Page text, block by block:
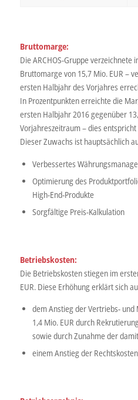
Bruttomarge:
Die ARCHOS-Gruppe
Bruttomarge von 15,7 Mio. EUR –
ersten Halbjahr des Vorjahres
In Prozentpunkten erreichte die
ersten Halbjahr 2016 gegenüber
Vorjahreszeitraum – dies
Dieser Zuwachs ist hauptsächlich
Verbessertes
Optimierung des
High-End-Produkte
Sorgfältige Preis-Kalkulation
Betriebskosten:
Die Betriebskosten stiegen im
EUR. Diese Erhöhung erklärt sich
dem Anstieg der Vertriebs-
1,4 Mio. EUR durch
sowie durch Zunahme der
einem Anstieg der